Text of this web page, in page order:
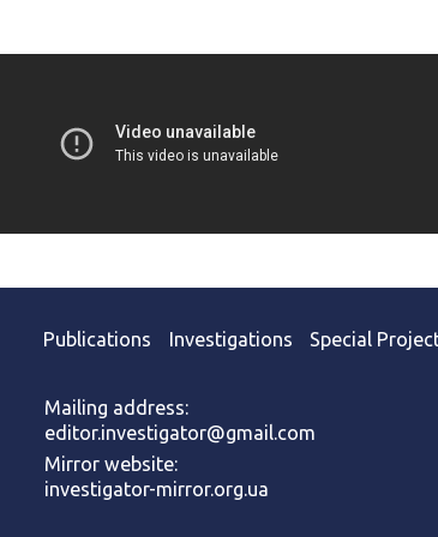
Publications Investigations Special
Mailing address:
editor.investigator@gmail.com
Mirror website:
investigator-mirror.org.ua